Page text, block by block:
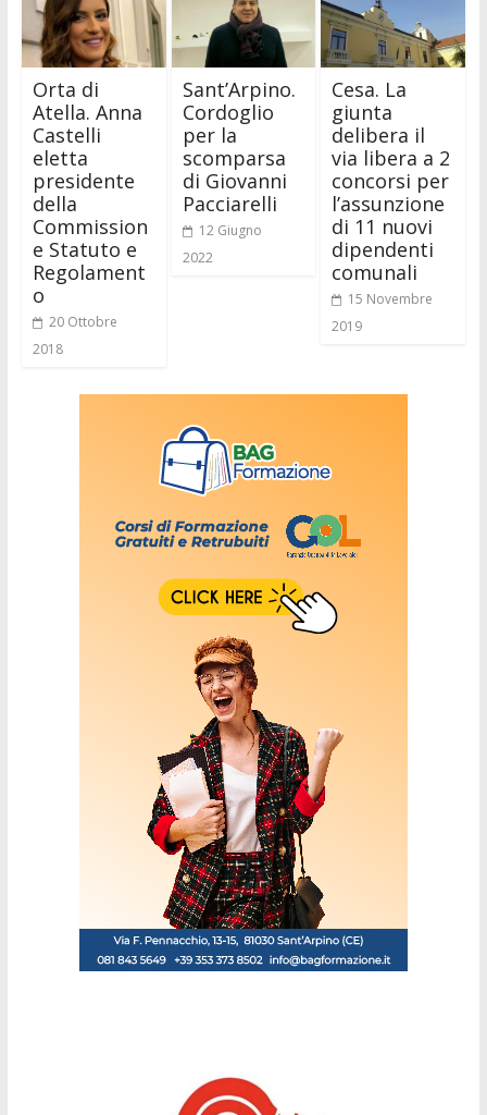
Orta di
Atella. Anna
Castelli
eletta
presidente
della
Commission
e Statuto e
Regolament
o
20 Ottobre
2018
Sant’Arpino.
Cordoglio
per la
scomparsa
di Giovanni
Pacciarelli
12 Giugno
2022
Cesa. La
giunta
delibera il
via libera a 2
concorsi per
l’assunzione
di 11 nuovi
dipendenti
comunali
15 Novembre
2019